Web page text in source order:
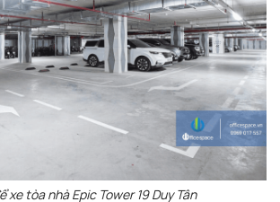
xe tòa nhà Epic Tower 19 Duy Tân